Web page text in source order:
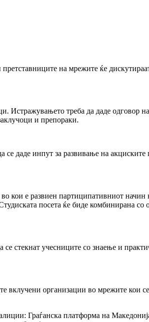
на мрежите ќе
треба да даде одговор
и препораки.
даде инпут за развивање на
кои е развиен партиципативниот
посета ќе биде комбинирана
стекнат учесниците со знаење и
вклучени организации во мрежите кои
Граѓанска платформа на